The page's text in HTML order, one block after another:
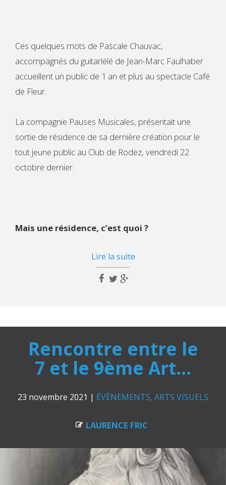
Ces quelques mots de Pascale Chauvac,
accompagnés du guitarlélé de Jean-Marc Faulhaber
accueillent un public de 1 an et plus au spectacle Café
de Fleur.
La compagnie Pauses Musicales, présentait une
sortie de résidence de sa dernière création pour le
tout jeune public au Club de Rodez, vendredi 22
octobre dernier.
Mais une résidence, c’est quoi ?
Lire la suite
Rencontre entre le
7 et le 9ème Art…
23 novembre 2021 | ÉVÈNEMENTS ARTS VISUELS
LAURENCE FRIC